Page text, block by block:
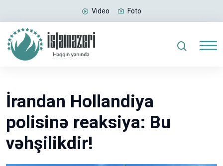
Video Foto
İrandan Hollandiya
polisinə reaksiya: Bu
vəhşilikdir!